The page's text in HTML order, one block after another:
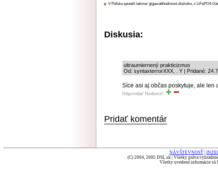
V Poľsku spustili takmer gigawatthodinové úložisko, z LiFePO4
Diskusia:
ultraumiernený prakticizmus
Od: syntaxterrorXXX, . Y | Pridané:
Síce asi aj občas poskytuje, ale len
Odpovedať Hodnotiť:
Pridať komentár
NÁVŠTEVNOSŤ
(C) 2004, 2005 DSL.sk | Všetky práva
Všetky uvedené informácie sú